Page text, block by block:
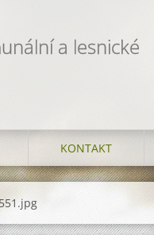
a lesnické
KONTAKT